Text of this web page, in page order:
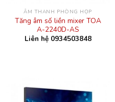
ÂM THANH PHÒNG HỌP
Tăng âm số liền mixer TOA
A-2240D-AS
Liên hệ 0934503848